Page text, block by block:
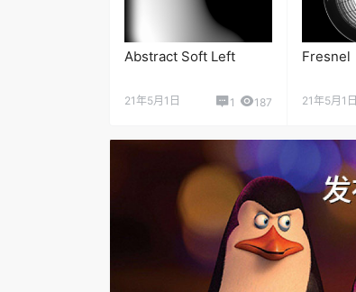
Abstract Soft Left
21年5月1日 1 187
Fresnel
21年5月1日